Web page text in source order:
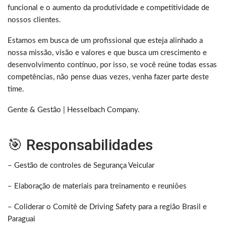
funcional e o aumento da produtividade e competitividade de
nossos clientes.
Estamos em busca de um profissional que esteja alinhado a
nossa missão, visão e valores e que busca um crescimento e
desenvolvimento contínuo, por isso, se você reúne todas essas
competências, não pense duas vezes, venha fazer parte deste
time.
Gente & Gestão | Hesselbach Company.
🎯 Responsabilidades
– Gestão de controles de Segurança Veicular
– Elaboração de materiais para treinamento e reuniões
– Coliderar o Comitê de Driving Safety para a região Brasil e
Paraguai